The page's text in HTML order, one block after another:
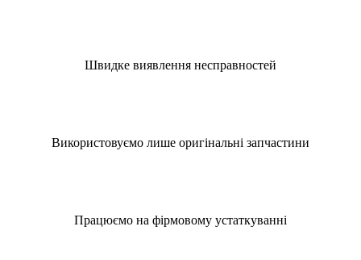
Швидке виявлення несправностей
Використовуємо лише оригінальні запчастини
Працюємо на фірмовому устаткуванні